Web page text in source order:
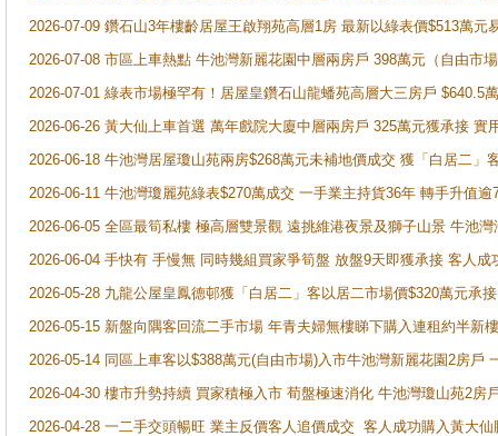
2026-07-09 鑽石山3年樓齡居屋王啟翔苑高層1房 最新以綠表價$513萬元
2026-07-08 市區上車熱點 牛池灣新麗花園中層兩房戶 398萬元（自由市
2026-07-01 綠表市場極罕有！居屋皇鑽石山龍蟠苑高層大三房戶
2026-06-26 黃大仙上車首選 萬年戲院大廈中層兩房戶 325萬元獲承接 實
2026-06-18 牛池灣居屋瓊山苑兩房$268萬元未補地價成交 獲「白居二」
2026-06-11 牛池灣瓊麗苑綠表$270萬成交 一手業主持貨36年 轉手升值逾
2026-06-05 全區最筍私樓 極高層雙景觀 遠挑維港夜景及獅子山景 牛池
2026-06-04 手快有 手慢無 同時幾組買家爭筍盤 放盤9天即獲承接 客人
2026-05-28 九龍公屋皇鳳德邨獲「白居二」客以居二市場價$320萬元承接
2026-05-15 新盤向隅客回流二手市場 年青夫婦無樓睇下購入連租約半新
2026-05-14 同區上車客以$388萬元(自由市場)入市牛池灣新麗花園2房戶
2026-04-30 樓市升勢持續 買家積極入市 荀盤極速消化 牛池灣瓊山苑2房
2026-04-28 一二手交頭暢旺 業主反價客人追價成交 客人成功購入黃大